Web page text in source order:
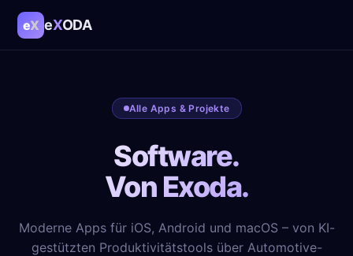
eX eXODA
Alle Apps & Projekte
Software.
Von Exoda.
Moderne Apps für iOS, Android und macOS – von KI-
gestützten Produktivitätstools über Automotive-